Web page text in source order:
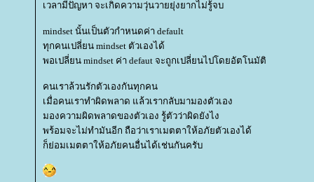
เวลามีปัญหา จะเกิดความวุ่นวายยุ่งยากไม่รู้จบ
mindset นั้นเป็นตัวกำหนดค่า default
ทุกคนเปลี่ยน mindset ตัวเองได้
พอเปลี่ยน mindset ค่า defaut จะถูกเปลี่ยนไปโดยอัตโนมัติ
คนเราล้วนรักตัวเองกันทุกคน
เมื่อคนเราทำผิดพลาด แล้วเรากลับมามองตัวเอง
มองความผิดพลาดของตัวเอง รู้ตัวว่าผิดยังไง
พร้อมจะไม่ทำมันอีก ถือว่าเราเมตตาให้อภัยตัวเองได้
ก็ย่อมเมตตาให้อภัยคนอื่นได้เช่นกันครับ